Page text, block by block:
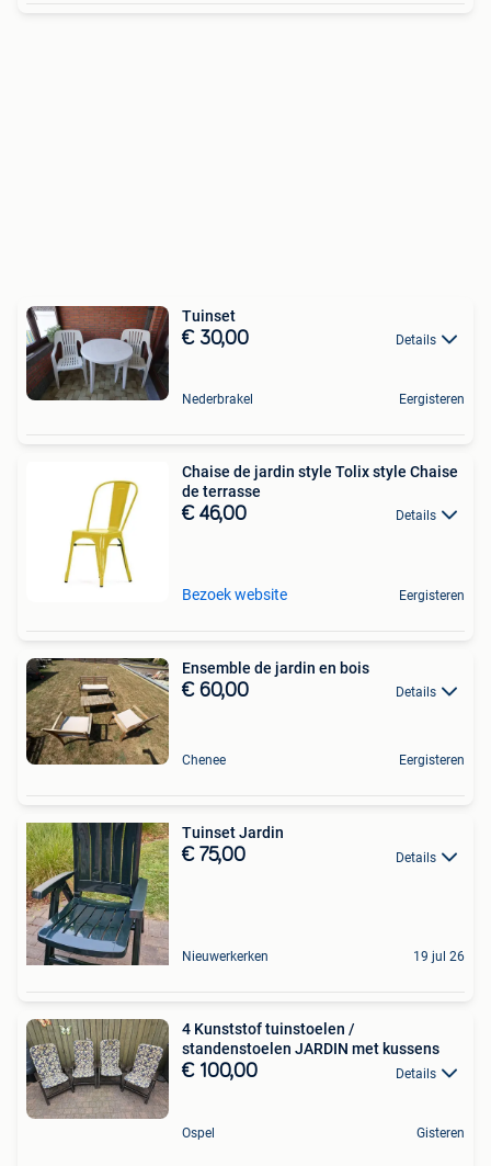
Tuinset
€ 30,00 Details
Nederbrakel Eergisteren
Chaise de jardin style Tolix style Chaise
de terrasse
€ 46,00 Details
Bezoek website Eergisteren
Ensemble de jardin en bois
€ 60,00 Details
Chenee Eergisteren
Tuinset Jardin
€ 75,00 Details
Nieuwerkerken 19 jul 26
4 Kunststof tuinstoelen /
standenstoelen JARDIN met kussens
€ 100,00 Details
Ospel Gisteren